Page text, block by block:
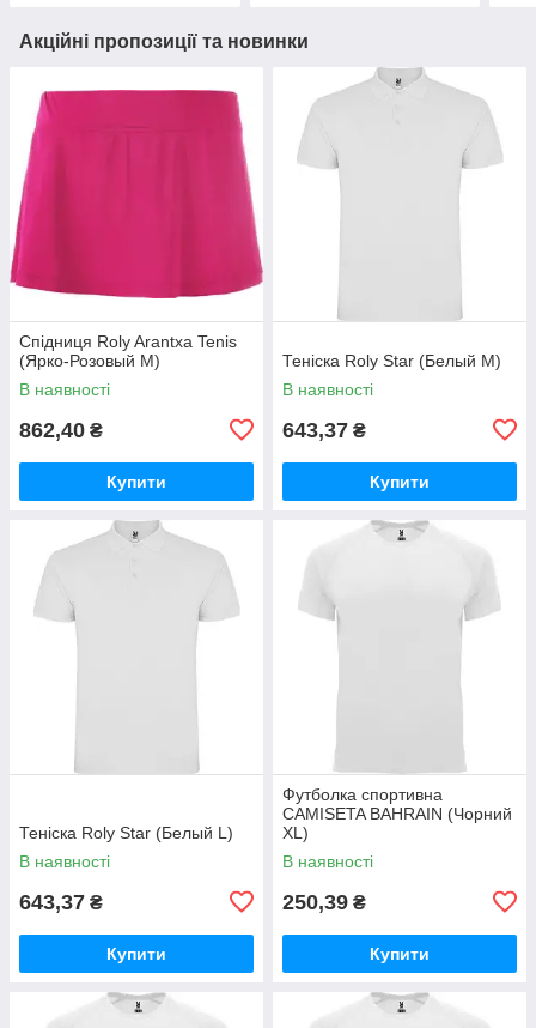
Акційні пропозиції та новинки
Спідниця Roly Arantxa Tenis
(Ярко-Розовый M)
В наявності
862,40 ₴
Купити
Теніска Roly Star (Белый М)
В наявності
643,37 ₴
Купити
Теніска Roly Star (Белый L)
В наявності
643,37 ₴
Купити
Футболка спортивна
CAMISETA BAHRAIN (Чорний
XL)
В наявності
250,39 ₴
Купити